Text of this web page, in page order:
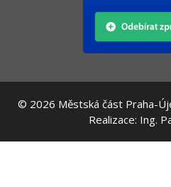
© 2026 Městská část Praha-
Realizace: Ing.